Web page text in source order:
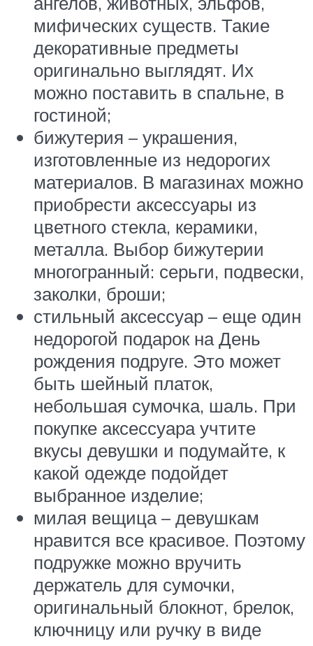
мифических существ. Такие
декоративные предметы
оригинально выглядят. Их
можно поставить в спальне, в
гостиной;
бижутерия – украшения,
изготовленные из недорогих
материалов. В магазинах можно
приобрести аксессуары из
цветного стекла, керамики,
металла. Выбор бижутерии
многогранный: серьги, подвески,
заколки, броши;
стильный аксессуар – еще один
недорогой подарок на День
рождения подруге. Это может
быть шейный платок,
небольшая сумочка, шаль. При
покупке аксессуара учтите
вкусы девушки и подумайте, к
какой одежде подойдет
выбранное изделие;
милая вещица – девушкам
нравится все красивое. Поэтому
подружке можно вручить
держатель для сумочки,
оригинальный блокнот, брелок,
ключницу или ручку в виде